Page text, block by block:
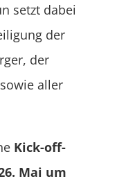
setzt dabei
der
der
aller
Kick-off-
Mai um